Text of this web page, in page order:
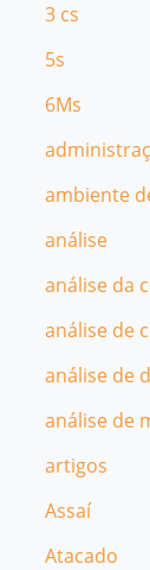
3 cs
5s
6Ms
ambiente
análise
análise da
análise de
análise de
análise de
artigos
Assaí
Atacado